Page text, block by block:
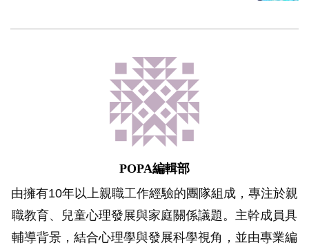
POPA編輯部
由擁有10年以上親職工作經驗的團隊組成，專注於親
職教育、兒童心理發展與家庭關係議題。主幹成員具
輔導背景，結合心理學與發展科學視角，並由專業編